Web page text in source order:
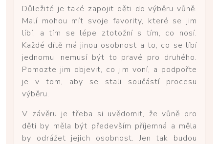
Důležité je také zapojit děti do výběru vůně.
Malí mohou mít svoje favority, které se jim
líbí, a tím se lépe ztotožní s tím, co nosí.
Každé dítě má jinou osobnost a to, co se líbí
jednomu, nemusí být to pravé pro druhého.
Pomozte jim objevit, co jim voní, a podpořte
je v tom, aby se stali součástí procesu
výběru.
V závěru je třeba si uvědomit, že vůně pro
děti by měla být především příjemná a měla
by odrážet jejich osobnost. Jen tak budou